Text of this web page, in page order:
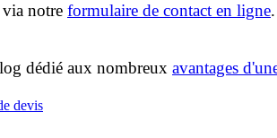
notre formulaire de contact en ligne
dédié aux nombreux avantages
devis